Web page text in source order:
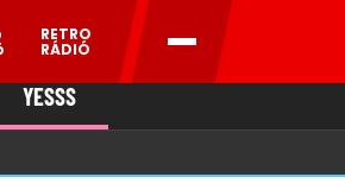
RETRO
RÁDIÓ
YESSS